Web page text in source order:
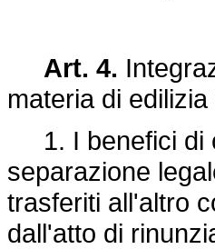
Art. 4.
materia di
1. I benefici di
separazione
trasferiti all'altro
dall'atto di